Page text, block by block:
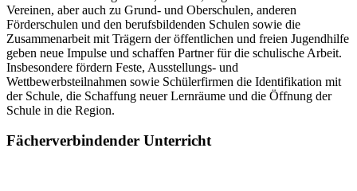
Vereinen, aber auch zu Grund- und Oberschulen, anderen
Förderschulen und den berufsbildenden Schulen sowie die
Zusammenarbeit mit Trägern der öffentlichen und freien Jugendhilfe
geben neue Impulse und schaffen Partner für die schulische Arbeit.
Insbesondere fördern Feste, Ausstellungs- und
Wettbewerbsteilnahmen sowie Schülerfirmen die Identifikation mit
der Schule, die Schaffung neuer Lernräume und die Öffnung der
Schule in die Region.
Fächerverbindender Unterricht